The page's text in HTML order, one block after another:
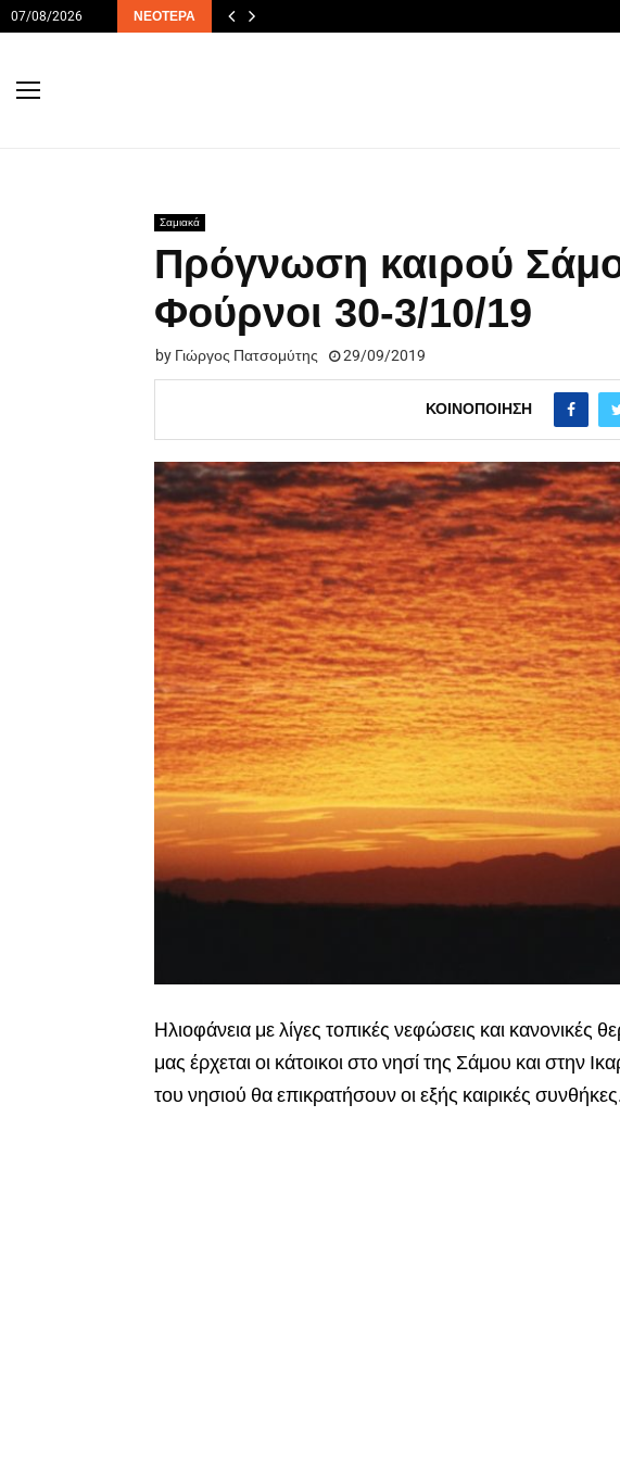
07/08/2026 ΝΕΌΤΕΡΑ
Σαμιακά
Πρόγνωση καιρού
Φούρνοι 30-3/10/19
by Γιώργος Πατσομύτης 29/09/2019
ΚΟΙΝΟΠΟΊΗΣΗ
Hλιοφάνεια με λίγες τοπικές νεφώσεις και
μας έρχεται οι κάτοικοι στο νησί της Σάμου και στην
του νησιού θα επικρατήσουν οι εξής καιρικές